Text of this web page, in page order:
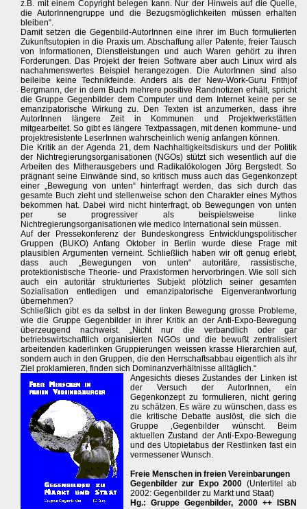
z.B. mit einem Copyright belegen kann. Nur der Hinweis auf die Quelle,
die AutorInnengruppe und die Bezugsmöglichkeiten müssen erhalten
bleiben“.
Damit setzen die Gegenbild-AutorInnen eine ihrer im Buch formulierten
Zukunftsutopien in die Praxis um. Abschaffung aller Patente, freier Tausch
von Informationen, Dienstleistungen und auch Waren gehört zu ihren
Forderungen. Das Projekt der freien Software aber auch Linux wird als
nachahmenswertes Beispiel herangezogen. Die AutorInnen sind also
beileibe keine Technikfeinde. Anders als der New-Work-Guru Frithjof
Bergmann, der in dem Buch mehrere positive Randnotizen erhält, spricht
die Gruppe Gegenbilder dem Computer und dem Internet keine per se
emanzipatorische Wirkung zu. Den Texten ist anzumerken, dass ihre
AutorInnen längere Zeit in Kommunen und Projektwerkstätten
mitgearbeitet. So gibt es längere Textpassagen, mit denen kommune- und
projektresistente LeserInnen wahrscheinlich wenig anfangen können.
Die Kritik an der Agenda 21, dem Nachhaltigkeitsdiskurs und der Politik
der Nichtregierungsorganisationen (NGOs) stützt sich wesentlich auf die
Arbeiten des Mitherausgebers und Radikalökologen Jörg Bergstedt. So
prägnant seine Einwände sind, so kritisch muss auch das Gegenkonzept
einer „Bewegung von unten“ hinterfragt werden, das sich durch das
gesamte Buch zieht und stellenweise schon den Charakter eines Mythos
bekommen hat. Dabei wird nicht hinterfragt, ob Bewegungen von unten
per se progressiver als beispielsweise linke
Nichtregierungsorganisationen wie medico International sein müssen.
Auf der Pressekonferenz der Bundeskongress Entwicklungspolitischer
Gruppen (BUKO) Anfang Oktober in Berlin wurde diese Frage mit
plausiblen Argumenten verneint. Schließlich haben wir oft genug erlebt,
dass auch „Bewegungen von unten“ autoritäre, rassistische,
protektionistische Theorie- und Praxisformen hervorbringen. Wie soll sich
auch ein autoritär strukturiertes Subjekt plötzlich seiner gesamten
Sozialisation entledigen und emanzipatorische Eigenverantwortung
übernehmen?
Schließlich gibt es da selbst in der linken Bewegung grosse Probleme,
wie die Gruppe Gegenbilder in ihrer Kritik an der Anti-Expo-Bewegung
überzeugend nachweist. „Nicht nur die verbandlich oder gar
betriebswirtschaftlich organisierten NGOs und die bewußt zentralisiert
arbeitenden kaderlinken Gruppierungen weissen krasse Hierarchien auf,
sondern auch in den Gruppen, die den Herrschaftsabbau eigentlich als ihr
Ziel proklamieren, finden sich Dominanzverhältnisse alltäglich.“
Angesichts dieses Zustandes der Linken ist
der Versuch der AutorInnen, ein
Gegenkonzept zu formulieren, nicht gering
zu schätzen. Es wäre zu wünschen, dass es
die kritische Debatte auslöst, die sich die
Gruppe ‚Gegenbilder wünscht. Beim
aktuellen Zustand der Anti-Expo-Bewegung
und des Utopietabus der Restlinken fast ein
vermessener Wunsch.
Freie Menschen in freien Vereinbarungen
Gegenbilder zur Expo 2000 (Untertitel ab
2002: Gegenbilder zu Markt und Staat)
Hg.: Gruppe Gegenbilder, 2000 ++ ISBN